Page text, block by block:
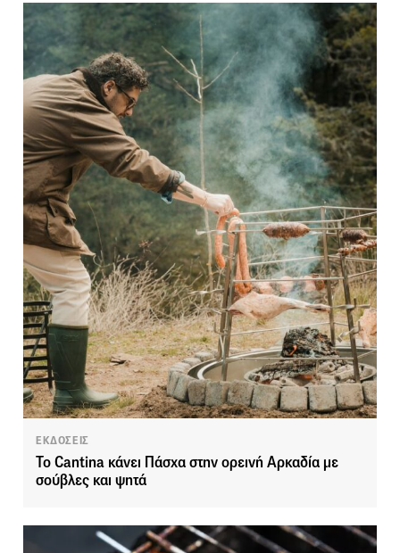
ΕΚΔΟΣΕΙΣ
Το Cantina κάνει Πάσχα στην ορεινή Αρκαδία με
σούβλες και ψητά